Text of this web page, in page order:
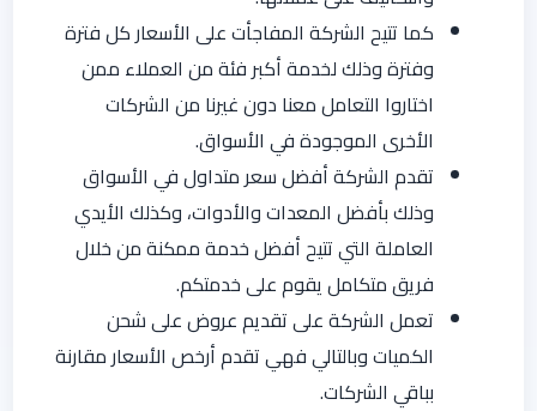
كما تتيح الشركة المفاجأت على الأسعار كل فترة
وفترة وذلك لخدمة أكبر فئة من العملاء ممن
اختاروا التعامل معنا دون غيرنا من الشركات
الأخرى الموجودة في الأسواق.
تقدم الشركة أفضل سعر متداول في الأسواق
وذلك بأفضل المعدات والأدوات، وكذلك الأيدي
العاملة التي تتيح أفضل خدمة ممكنة من خلال
فريق متكامل يقوم على خدمتكم.
تعمل الشركة على تقديم عروض على شحن
الكميات وبالتالي فهي تقدم أرخص الأسعار مقارنة
بباقي الشركات.